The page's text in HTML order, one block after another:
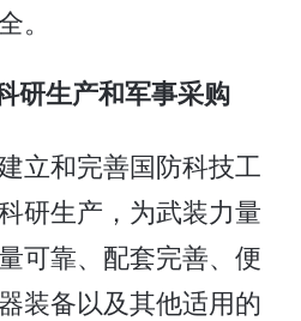
。
生产和军事采购
立和完善国防科技工
研生产，为武装力量
可靠、配套完善、便
装备以及其他适用的